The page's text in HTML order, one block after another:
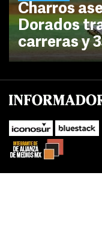
Charros
Dorados
carreras y